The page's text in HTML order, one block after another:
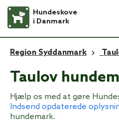
Hundeskove
i Danmark
Region Syddanmark
Taulov
Hjælp os med at gøre
Indsend opdaterede
hundemark.